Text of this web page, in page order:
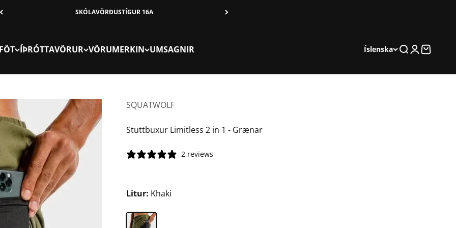
SKÓLAVÖRÐUSTÍGUR 16A
ÍÞRÓTTAVÖRUR VÖRUMERKIN UMSAGNIR Íslenska LeitaInnskráning
Karfa
SQUATWOLF
Stuttbuxur Limitless 2 in 1 - Grænar
2 reviews
Litur: Khaki